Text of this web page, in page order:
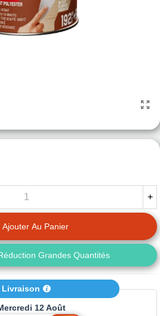
+
Ajouter Au Panier
Grandes Quantités
Livraison
12 Août